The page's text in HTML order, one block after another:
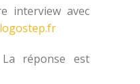
interview avec
réponse est